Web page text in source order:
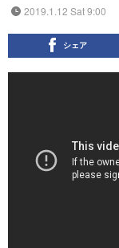
2019.1.12 Sat 9:00
シェア